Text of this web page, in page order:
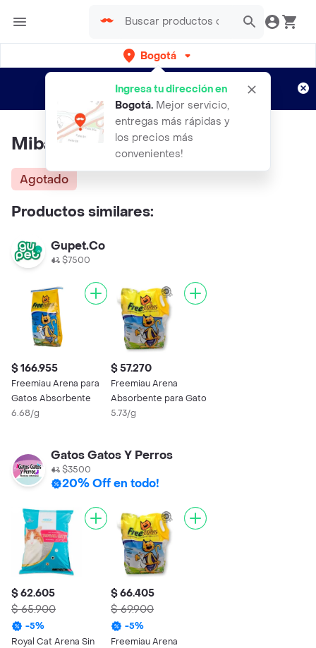
Bogotá
Ingresa tu dirección en
Bogotá. Mejor servicio,
entregas más rápidas y
los precios más
convenientes!
envíos gratis por semanas
Aplican TyC
Mibauu Arena De Maiz 8 Kg
Agotado
Productos similares:
Gupet.Co
$7500
$ 166.955
Freemiau Arena para
Gatos Absorbente
6.68/g
$ 57.270
Freemiau Arena
Absorbente para Gato
5.73/g
Gatos Gatos Y Perros
$3500
20% Off en todo!
$ 62.605
$ 65.900
-5%
Royal Cat Arena Sin
$ 66.405
$ 69.900
-5%
Freemiau Arena